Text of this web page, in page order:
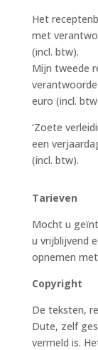
Het
met
(incl. btw).
Mijn tweede
euro (incl.
‘Zoete
een
(incl. btw).
Tarieven
Mocht u
u vrijblijvend
opnemen
Copyright
De teksten,
Dute, zelf
vermeld is.